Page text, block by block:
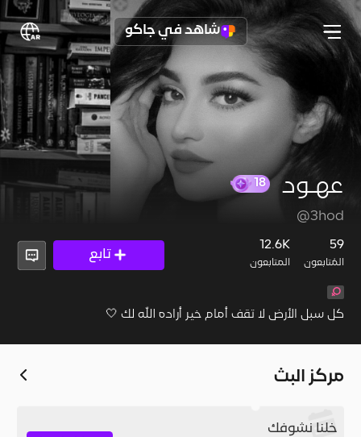
شاهد في جاكو
عهـود
18
@3hod
59
المُتابعون
12.6K
المتابعون
تابع
كل سبل الأرض لا تقف أمام خير أراده الله لك 🤍
مركز البث
خلنا نشوفك